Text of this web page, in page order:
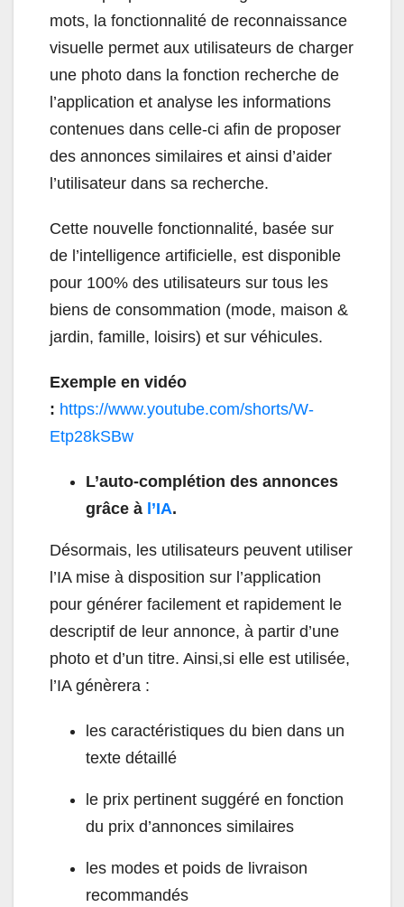
mots, la fonctionnalité de reconnaissance
visuelle permet aux utilisateurs de charger
une photo dans la fonction recherche de
l’application et analyse les informations
contenues dans celle-ci afin de proposer
des annonces similaires et ainsi d’aider
l’utilisateur dans sa recherche.
Cette nouvelle fonctionnalité, basée sur
de l’intelligence artificielle, est disponible
pour 100% des utilisateurs sur tous les
biens de consommation (mode, maison &
jardin, famille, loisirs) et sur véhicules.
Exemple en vidéo
: https://www.youtube.com/shorts/W-
Etp28kSBw
L’auto-complétion des annonces
grâce à l’IA.
Désormais, les utilisateurs peuvent utiliser
l’IA mise à disposition sur l’application
pour générer facilement et rapidement le
descriptif de leur annonce, à partir d’une
photo et d’un titre. Ainsi,si elle est utilisée,
l’IA génèrera :
les caractéristiques du bien dans un
texte détaillé
le prix pertinent suggéré en fonction
du prix d’annonces similaires
les modes et poids de livraison
recommandés